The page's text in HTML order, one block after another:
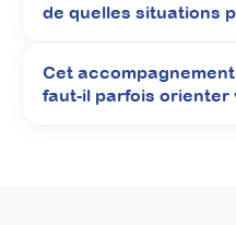
de quelles situations
Cet
faut-il parfois orienter